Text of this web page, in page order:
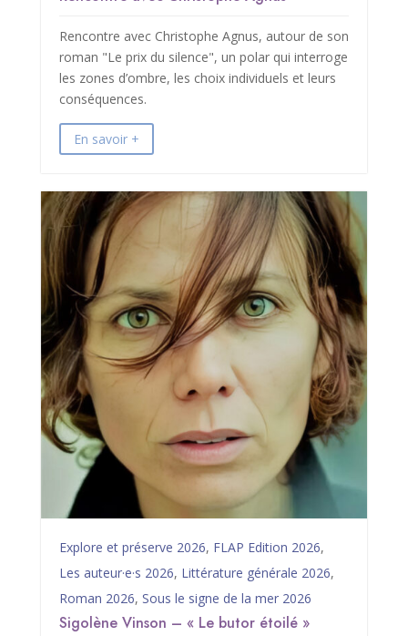
Rencontre avec Christophe Agnus, autour de son
roman "Le prix du silence", un polar qui interroge
les zones d’ombre, les choix individuels et leurs
conséquences.
En savoir +
Explore et préserve 2026, FLAP Edition 2026,
Les auteur·e·s 2026, Littérature générale 2026,
Roman 2026, Sous le signe de la mer 2026
Sigolène Vinson – « Le butor étoilé »